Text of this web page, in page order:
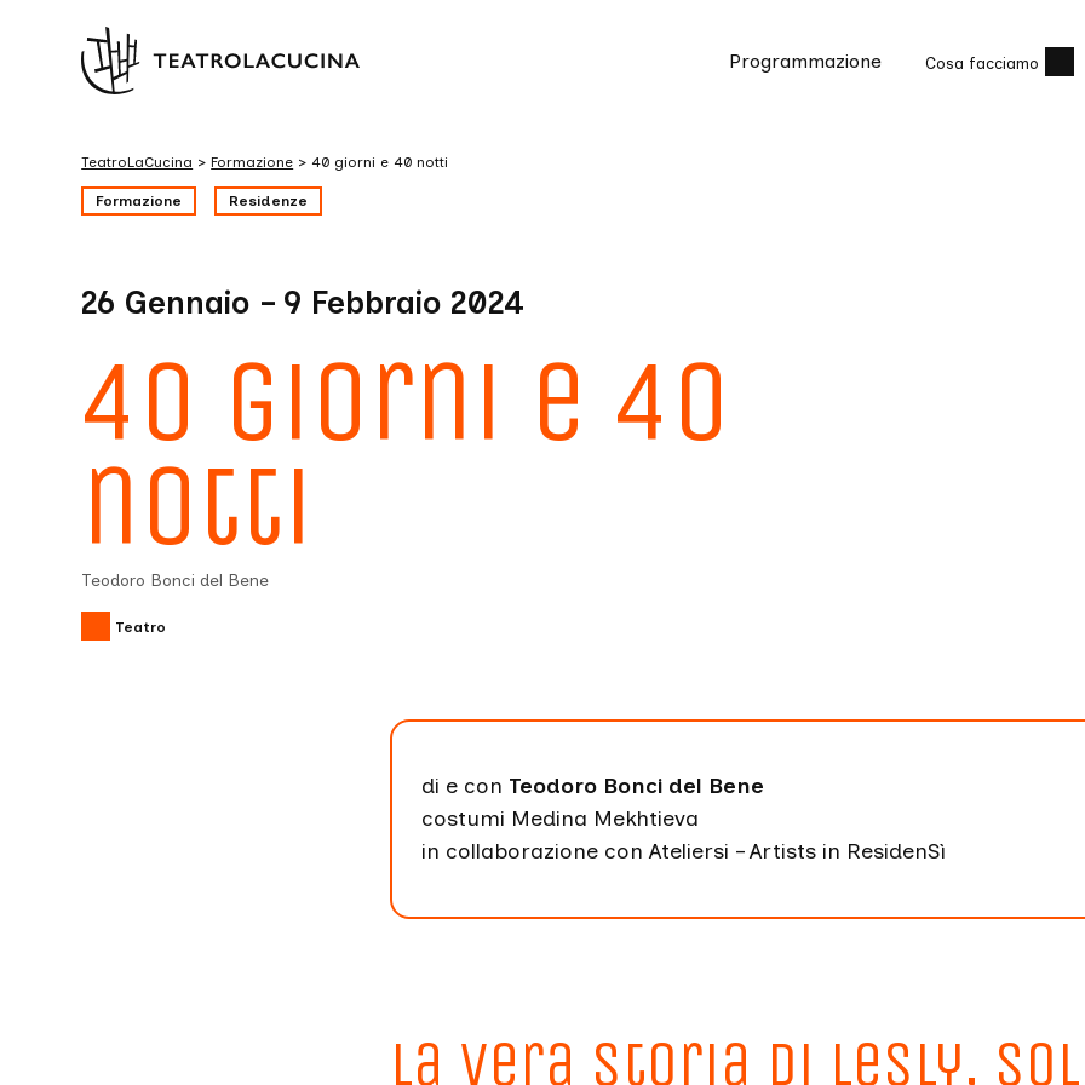
Programmazione Cosa facciamo
TeatroLaCucina > Formazione > 40 giorni e 40 notti
Formazione Residenze
26 Gennaio – 9 Febbraio 2024
40 giorni e 40
notti
Teodoro Bonci del Bene
Teatro
di e con Teodoro Bonci del Bene
costumi Medina Mekhtieva
in collaborazione con Ateliersi – Artists in ResidenSì
La vera storia di Lesly,